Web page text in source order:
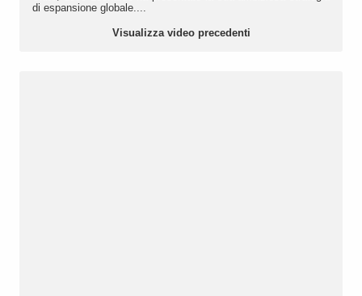
di espansione globale....
Visualizza video precedenti